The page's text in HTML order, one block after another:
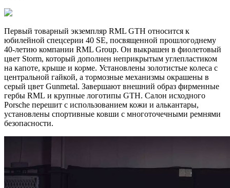
Первый товарный экземпляр RML GTH относится к
юбилейной спецсерии 40 SE, посвященной прошлогоднему
40-летию компании RML Group. Он выкрашен в фиолетовый
цвет Storm, который дополнен неприкрытым углепластиком
на капоте, крыше и корме. Установлены золотистые колеса с
центральной гайкой, а тормозные механизмы окрашены в
серый цвет Gunmetal. Завершают внешний образ фирменные
гербы RML и крупные логотипы GTH. Салон исходного
Porsche перешит с использованием кожи и алькантары,
установлены спортивные ковши с многоточечными ремнями
безопасности.